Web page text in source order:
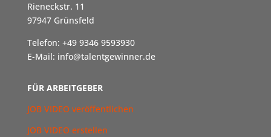
Rieneckstr. 11
97947 Grünsfeld
Telefon: +49 9346 9593930
E-Mail: info@talentgewinner.de
FÜR ARBEITGEBER
JOB VIDEO veröffentlichen
JOB VIDEO erstellen